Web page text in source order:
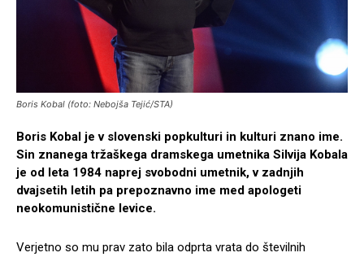
Boris Kobal (foto: Nebojša Tejić/STA)
Boris Kobal je v slovenski popkulturi in kulturi znano ime.
Sin znanega tržaškega dramskega umetnika Silvija Kobala
je od leta 1984 naprej svobodni umetnik, v zadnjih
dvajsetih letih pa prepoznavno ime med apologeti
neokomunistične levice.
Verjetno so mu prav zato bila odprta vrata do številnih